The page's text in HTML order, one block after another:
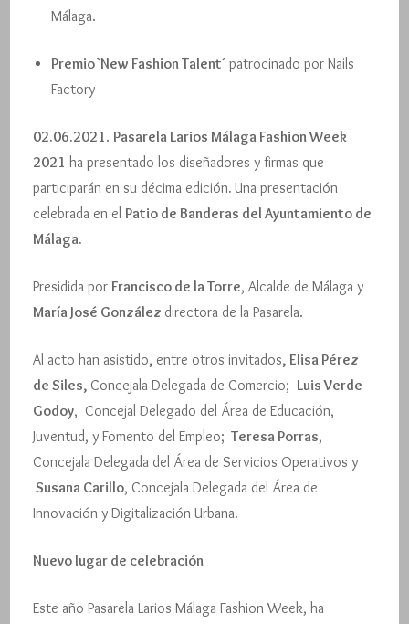
Málaga.
Premio `New Fashion Talent´ patrocinado por Nails
Factory
02.06.2021. Pasarela Larios Málaga Fashion Week
2021 ha presentado los diseñadores y firmas que
participarán en su décima edición.Una presentación
celebrada en el Patio de Banderas del Ayuntamiento de
Málaga.
Presidida porFrancisco de la Torre, Alcalde de Málaga y
María José González directora de la Pasarela.
Al acto han asistido, entre otros invitados,Elisa Pérez
de Siles, Concejala Delegada de Comercio; Luis Verde
Godoy, Concejal Delegado del Área de Educación,
Juventud, y Fomento del Empleo; Teresa Porras,
Concejala Delegada del Área de Servicios Operativos y
Susana Carillo, Concejala Delegada del Área de
Innovación y Digitalización Urbana.
Nuevo lugar de celebración
Este año Pasarela Larios Málaga Fashion Week, ha